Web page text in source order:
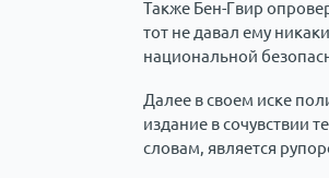
Также Бен-Гвир
тот не давал ему
национальной
Далее в своем иске
издание в сочувствии
словам, является